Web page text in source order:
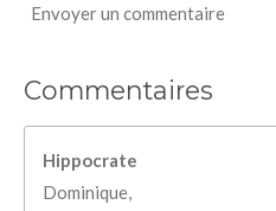
Envoyer un commentaire
Commentaires
Hippocrate
Dominique,